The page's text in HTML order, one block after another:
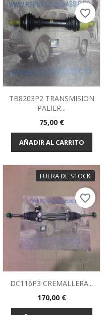
TB8203P2 TRANSMISION
PALIER...
Precio
75,00 €
AÑADIR AL CARRITO
favorite_border
FUERA DE STOCK
DC116P3 CREMALLERA...
Precio
170,00 €
favorite_border